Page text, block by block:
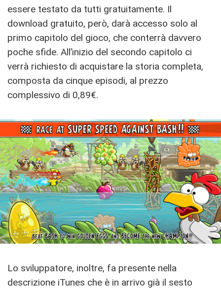
essere testato da tutti gratuitamente. Il
download gratuito, però, darà accesso solo al
primo capitolo del gioco, che conterrà davvero
poche sfide. All’inizio del secondo capitolo ci
verrà richiesto di acquistare la storia completa,
composta da cinque episodi, al prezzo
complessivo di 0,89€.
Lo sviluppatore, inoltre, fa presente nella
descrizione iTunes che è in arrivo già il sesto